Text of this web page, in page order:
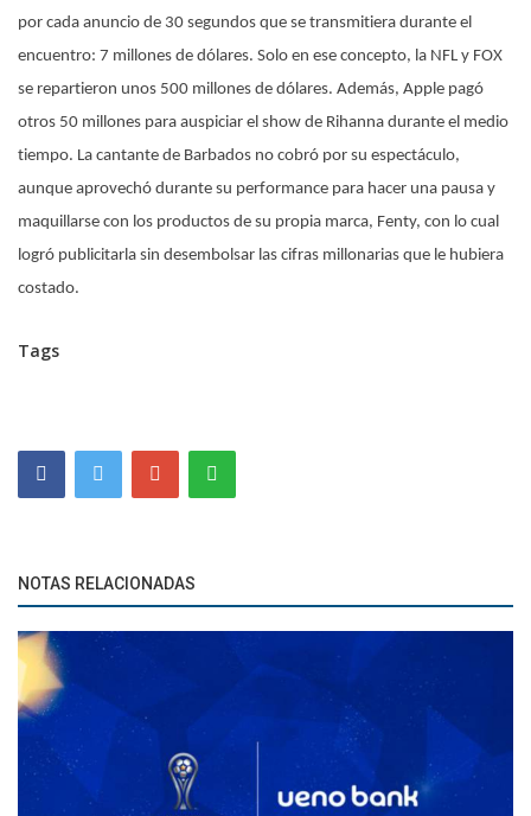
por cada anuncio de 30 segundos que se transmitiera durante el
encuentro: 7 millones de dólares. Solo en ese concepto, la NFL y FOX
se repartieron unos 500 millones de dólares. Además, Apple pagó
otros 50 millones para auspiciar el show de Rihanna durante el medio
tiempo. La cantante de Barbados no cobró por su espectáculo,
aunque aprovechó durante su performance para hacer una pausa y
maquillarse con los productos de su propia marca, Fenty, con lo cual
logró publicitarla sin desembolsar las cifras millonarias que le hubiera
costado.
Tags
NOTAS RELACIONADAS